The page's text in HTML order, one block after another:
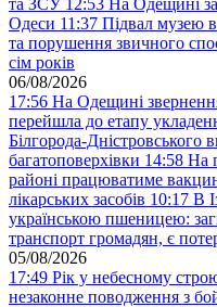
та ЗСУ 12:53 На Одещині
Одеси 11:37 Підвал музею в
та порушення звичного
сім років
06/08/2026
17:56 На Одещині
перейшла до етапу
Білгорода-
багатоповерхівки 14:58 На
районі працюватиме
лікарських засобів 10:17 В
українською пшеницею:
транспорт громадян, є
05/08/2026
17:49 Рік у небесному
незаконне поводження з